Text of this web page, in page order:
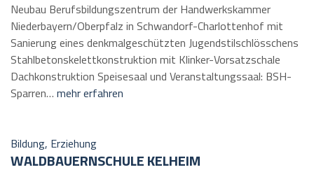
Neubau Berufsbildungszentrum der Handwerkskammer
Niederbayern/Oberpfalz in Schwandorf-Charlottenhof mit
Sanierung eines denkmalgeschützten Jugendstilschlösschens
Stahlbetonskelettkonstruktion mit Klinker-Vorsatzschale
Dachkonstruktion Speisesaal und Veranstaltungssaal: BSH-
Sparren… mehr erfahren
Bildung, Erziehung
WALDBAUERNSCHULE KELHEIM